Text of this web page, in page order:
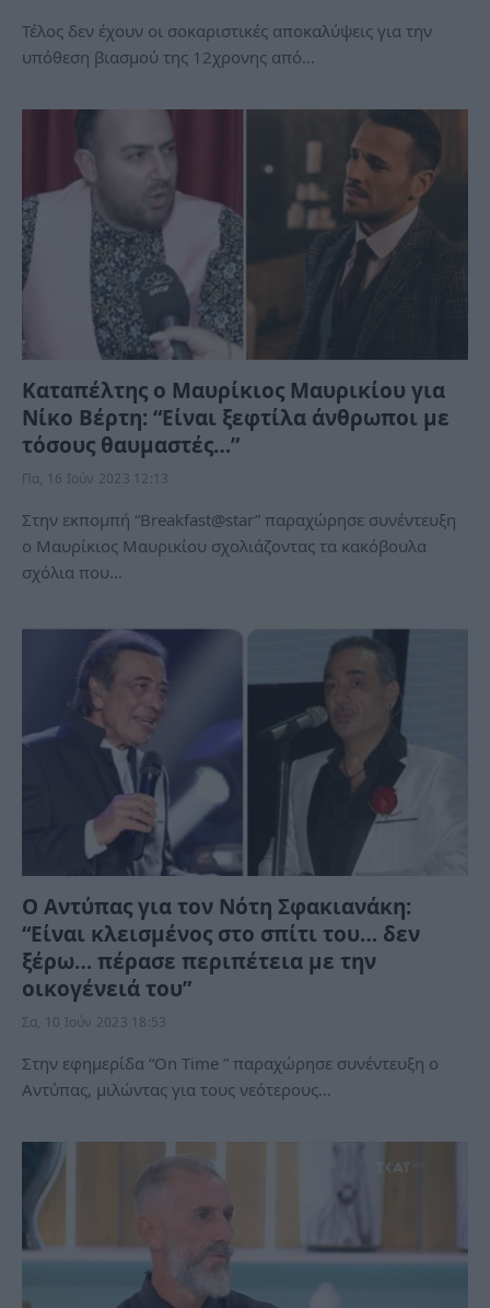
Τέλος δεν έχουν οι σοκαριστικές αποκαλύψεις για την
υπόθεση βιασμού της 12χρονης από…
Καταπέλτης ο Μαυρίκιος Μαυρικίου για
Νίκο Βέρτη: “Είναι ξεφτίλα άνθρωποι με
τόσους θαυμαστές…”
Πα, 16 Ιούν 2023 12:13
Στην εκπομπή “Breakfast@star” παραχώρησε συνέντευξη
ο Μαυρίκιος Μαυρικίου σχολιάζοντας τα κακόβουλα
σχόλια που…
Ο Αντύπας για τον Νότη Σφακιανάκη:
“Είναι κλεισμένος στο σπίτι του… δεν
ξέρω… πέρασε περιπέτεια με την
οικογένειά του”
Σα, 10 Ιούν 2023 18:53
Στην εφημερίδα “On Time ” παραχώρησε συνέντευξη ο
Αντύπας, μιλώντας για τους νεότερους…